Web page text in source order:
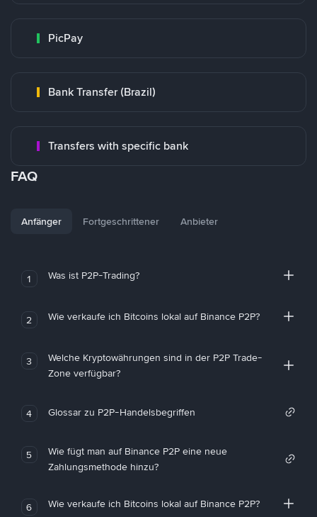
PicPay
Bank Transfer (Brazil)
Transfers with specific bank
FAQ
Anfänger Fortgeschrittener Anbieter
1 Was ist P2P-Trading?
2 Wie verkaufe ich Bitcoins lokal auf Binance P2P?
3
Welche Kryptowährungen sind in der P2P Trade-
Zone verfügbar?
4 Glossar zu P2P-Handelsbegriffen
5
Wie fügt man auf Binance P2P eine neue
Zahlungsmethode hinzu?
6 Wie verkaufe ich Bitcoins lokal auf Binance P2P?